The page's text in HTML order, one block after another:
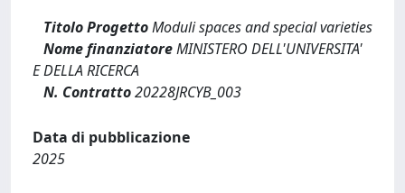
Titolo ProgettoModuli spaces and special varieties
Nome finanziatoreMINISTERO DELL'UNIVERSITA'
E DELLA RICERCA
N. Contratto20228JRCYB_003
Data di pubblicazione
2025